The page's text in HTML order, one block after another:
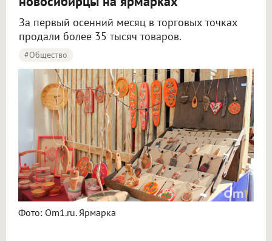
За первый осенний месяц в торговых точках
продали более 35 тысяч товаров.
#Общество
Фото: Om1.ru. Ярмарка